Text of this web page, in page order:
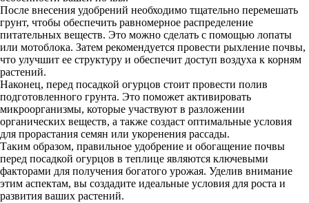
После внесения удобрений необходимо тщательно перемешать
грунт, чтобы обеспечить равномерное распределение
питательных веществ. Это можно сделать с помощью лопаты
или мотоблока. Затем рекомендуется провести рыхление почвы,
что улучшит ее структуру и обеспечит доступ воздуха к корням
растений.
Наконец, перед посадкой огурцов стоит провести полив
подготовленного грунта. Это поможет активировать
микроорганизмы, которые участвуют в разложении
органических веществ, а также создаст оптимальные условия
для прорастания семян или укоренения рассады.
Таким образом, правильное удобрение и обогащение почвы
перед посадкой огурцов в теплице являются ключевыми
факторами для получения богатого урожая. Уделив внимание
этим аспектам, вы создадите идеальные условия для роста и
развития ваших растений.